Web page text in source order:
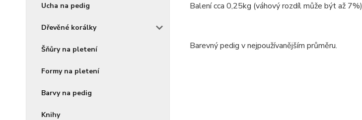
Ucha na pedig
Dřevěné korálky
Šňůry na pletení
Formy na pletení
Barvy na pedig
Knihy
Balení cca 0,25kg (váhový rozdíl může být až 7%)
Barevný pedig v nejpoužívanějším průměru.